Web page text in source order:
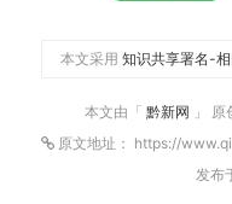
本文采用 知识共享署名-
本文由「 黔新网 」
原文地址： https://
发布